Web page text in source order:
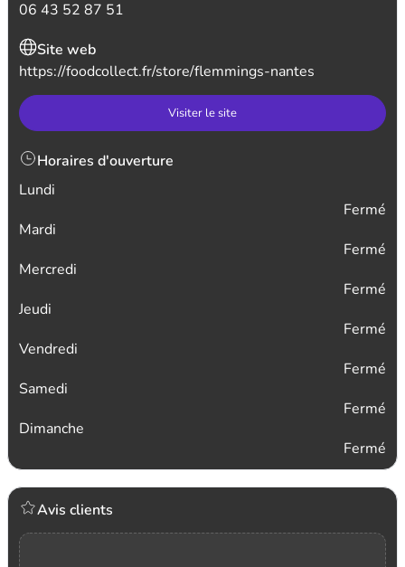
06 43 52 87 51
Site web
https://foodcollect.fr/store/flemmings-nantes
Visiter le site
Horaires d'ouverture
Lundi
Fermé
Mardi
Fermé
Mercredi
Fermé
Jeudi
Fermé
Vendredi
Fermé
Samedi
Fermé
Dimanche
Fermé
Avis clients